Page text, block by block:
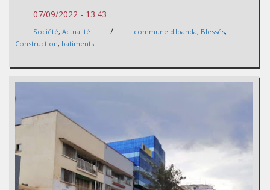
07/09/2022 - 13:43
Société, Actualité / commune d'Ibanda, Blessés,
Construction, batiments